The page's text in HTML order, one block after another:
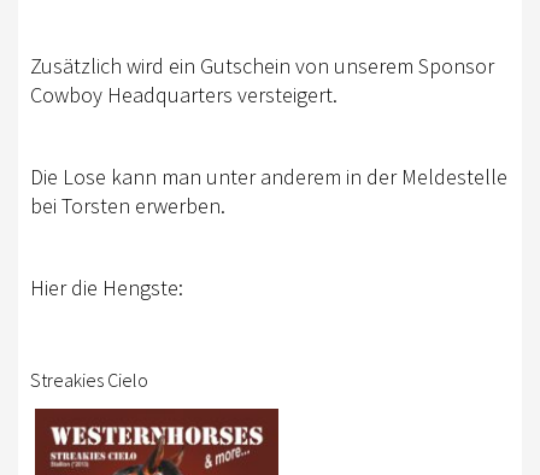
EWU BERLIN-BRANDENBURG
VORSTAND B/BB
KIDS CLUB
IMPRESSUM
DATENSCHUTZ
Zusätzlich wird ein Gutschein von unserem Sponsor
Cowboy Headquarters versteigert.
Die Lose kann man unter anderem in der Meldestelle
bei Torsten erwerben.
Hier die Hengste:
Streakies Cielo